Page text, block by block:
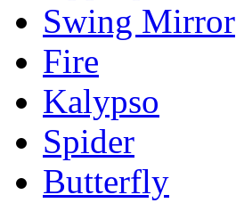
Swing Mirror
Fire
Kalypso
Spider
Butterfly